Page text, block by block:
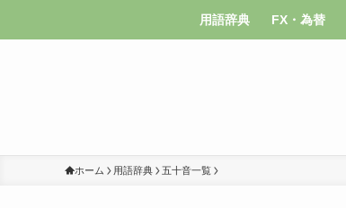
用語辞典 FX・為替
ホーム 用語辞典 五十音一覧